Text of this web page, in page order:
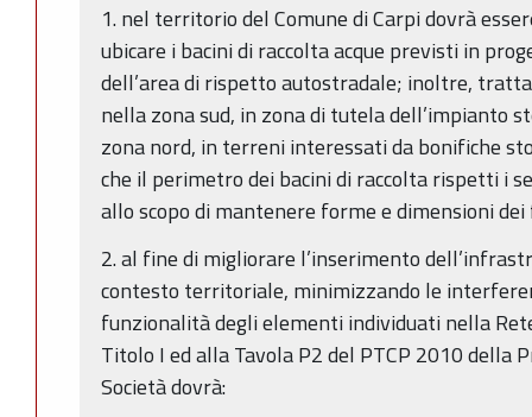
1. nel territorio del Comune di Carpi dovrà
ubicare i bacini di raccolta acque previsti in
dell’area di rispetto autostradale; inoltre,
nella zona sud, in zona di tutela dell’impianto
zona nord, in terreni interessati da bonifiche
che il perimetro dei bacini di raccolta rispetti i
allo scopo di mantenere forme e dimensioni
2. al fine di migliorare l’inserimento
contesto territoriale, minimizzando le
funzionalità degli elementi individuati nella
Titolo I ed alla Tavola P2 del PTCP 2010 della
Società dovrà: